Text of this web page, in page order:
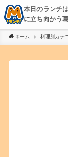
本日のランチ
に立ち向かう
京都・神戸を
き、飲み歩き
ホーム 料理別カテ